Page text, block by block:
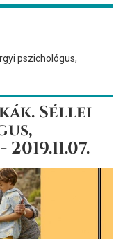
pszichológus,
Séllei